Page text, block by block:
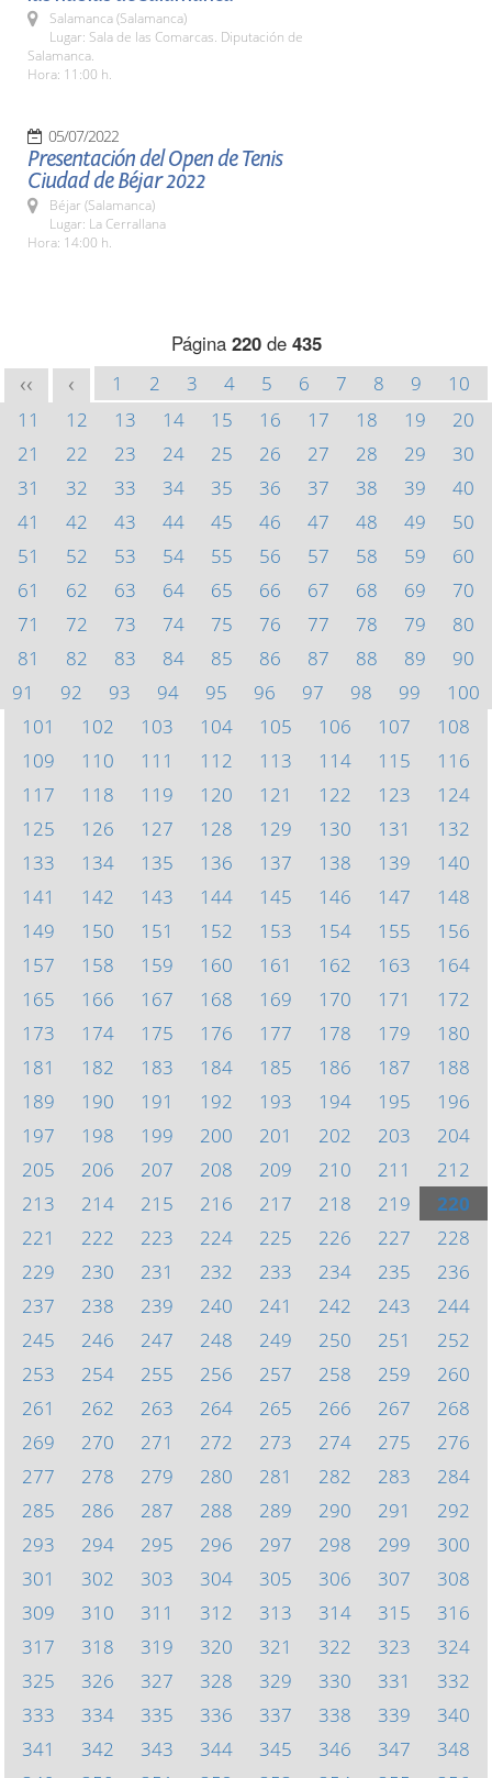
Salamanca (Salamanca)
Lugar: Sala de las Comarcas. Diputación de
Salamanca.
Hora: 11:00 h.
05/07/2022
Presentación del Open de Tenis
Ciudad de Béjar 2022
Béjar (Salamanca)
Lugar: La Cerrallana
Hora: 14:00 h.
Página 220de 435
<< < 1 2 3 4 5 6 7 8 9
10
11
12 13 14 15 16 17 18 19
20
21
22 23 24 25 26 27 28 29
30
31
32 33 34 35 36 37 38 39
40
41
42 43 44 45 46 47 48 49
50
51
52 53 54 55 56 57 58 59
60
61
62 63 64 65 66 67 68 69
70
71
72 73 74 75 76 77 78 79
80
81
82 83 84 85 86 87 88 89
90
91
92 93 94 95 96 97 98 99
100
101
102 103 104 105 106 107
108
109
110 111 112 113 114 115
116
117
118 119 120 121 122 123
124
125
126 127 128 129 130 131
132
133
134 135 136 137 138 139
140
141
142 143 144 145 146 147
148
149
150 151 152 153 154 155
156
157
158 159 160 161 162 163
164
165
166 167 168 169 170 171
172
173
174 175 176 177 178 179
180
181
182 183 184 185 186 187
188
189
190 191 192 193 194 195
196
197
198 199 200 201 202 203
204
205
206 207 208 209 210 211
212
213
214 215 216 217 218 219
220
221
222 223 224 225 226 227
228
229
230 231 232 233 234 235
236
237
238 239 240 241 242 243
244
245
246 247 248 249 250 251
252
253
254 255 256 257 258 259
260
261
262 263 264 265 266 267
268
269
270 271 272 273 274 275
276
277
278 279 280 281 282 283
284
285
286 287 288 289 290 291
292
293
294 295 296 297 298 299
300
301
302 303 304 305 306 307
308
309
310 311 312 313 314 315
316
317
318 319 320 321 322 323
324
325
326 327 328 329 330 331
332
333
334 335 336 337 338 339
340
341
342 343 344 345 346 347
348